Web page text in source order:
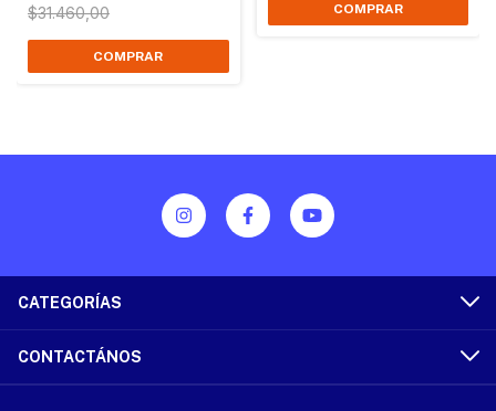
$31.460,00
CATEGORÍAS
CONTACTÁNOS